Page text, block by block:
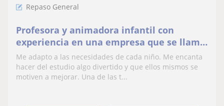
Repaso General
Profesora y animadora infantil con
experiencia en una empresa que se llama
el duende dando refuerzo en PROA a
niños de hasta ESO
Me adapto a las necesidades de cada niño. Me encanta
hacer del estudio algo divertido y que ellos mismos se
motiven a mejorar. Una de las t...